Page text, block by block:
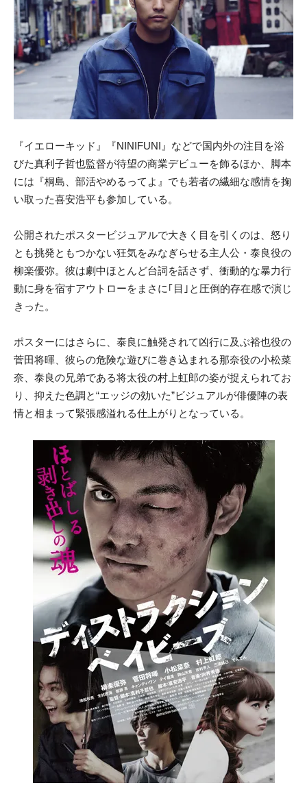
『イエローキッド』『NINIFUNI』などで国内外の注目を浴
びた真利子哲也監督が待望の商業デビューを飾るほか、脚本
には『桐島、部活やめるってよ』でも若者の繊細な感情を掬
い取った喜安浩平も参加している。
公開されたポスタービジュアルで大きく目を引くのは、怒り
とも挑発ともつかない狂気をみなぎらせる主人公・泰良役の
柳楽優弥。彼は劇中ほとんど台詞を話さず、衝動的な暴力行
動に身を宿すアウトローをまさに｢目｣と圧倒的存在感で演じ
きった。
ポスターにはさらに、泰良に触発されて凶行に及ぶ裕也役の
菅田将暉、彼らの危険な遊びに巻き込まれる那奈役の小松菜
奈、泰良の兄弟である将太役の村上虹郎の姿が捉えられてお
り、抑えた色調と“エッジの効いた”ビジュアルが俳優陣の表
情と相まって緊張感溢れる仕上がりとなっている。